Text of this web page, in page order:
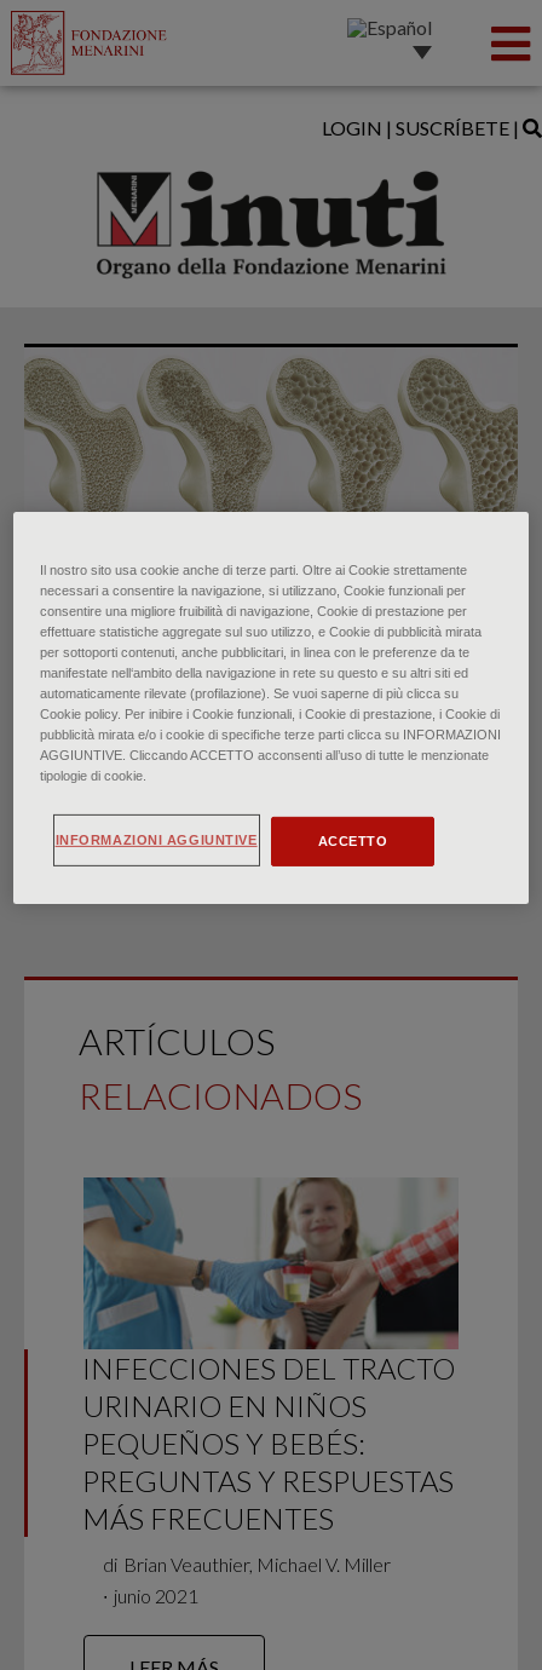
LOGIN | SUSCRÍBETE |
Osteoporosis: Preguntas y
respuestas habituales
di
Dr.ssa Kira Harris, Dr. Christopher A. Zagar, Dr.ssa Kelley
ARTÍCULOS
RELACIONADOS
INFECCIONES DEL TRACTO
URINARIO EN NIÑOS
PEQUEÑOS Y BEBÉS:
PREGUNTAS Y RESPUESTAS
MÁS FRECUENTES
di Brian Veauthier, Michael V. Miller
∙ junio 2021
Il nostro sito usa cookie anche di terze parti. Oltre ai Cookie strettamente
necessari a consentire la navigazione, si utilizzano, Cookie funzionali per
consentire una migliore fruibilità di navigazione, Cookie di prestazione per
effettuare statistiche aggregate sul suo utilizzo, e Cookie di pubblicità mirata
per sottoporti contenuti, anche pubblicitari, in linea con le preferenze da te
manifestate nell‘ambito della navigazione in rete su questo e su altri siti ed
automaticamente rilevate (profilazione). Se vuoi saperne di più clicca su
Cookie policy. Per inibire i Cookie funzionali, i Cookie di prestazione, i Cookie di
pubblicità mirata e/o i cookie di specifiche terze parti clicca su INFORMAZIONI
AGGIUNTIVE. Cliccando ACCETTO acconsenti all’uso di tutte le menzionate
tipologie di cookie.
ACCETTO
INFORMAZIONI AGGIUNTIVE